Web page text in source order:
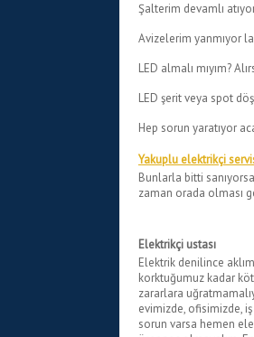
Şalterim devamlı
Avizelerim yanmıyor
LED almalı mıyım?
LED şerit veya spot
Hep sorun yaratıyor
Yakuplu elektrikçi
Bunlarla bitti
zaman orada olması
Elektrikçi ustası
Elektrik denilince
korktuğumuz kadar
zararlara
evimizde, ofisimizde,
sorun varsa hemen